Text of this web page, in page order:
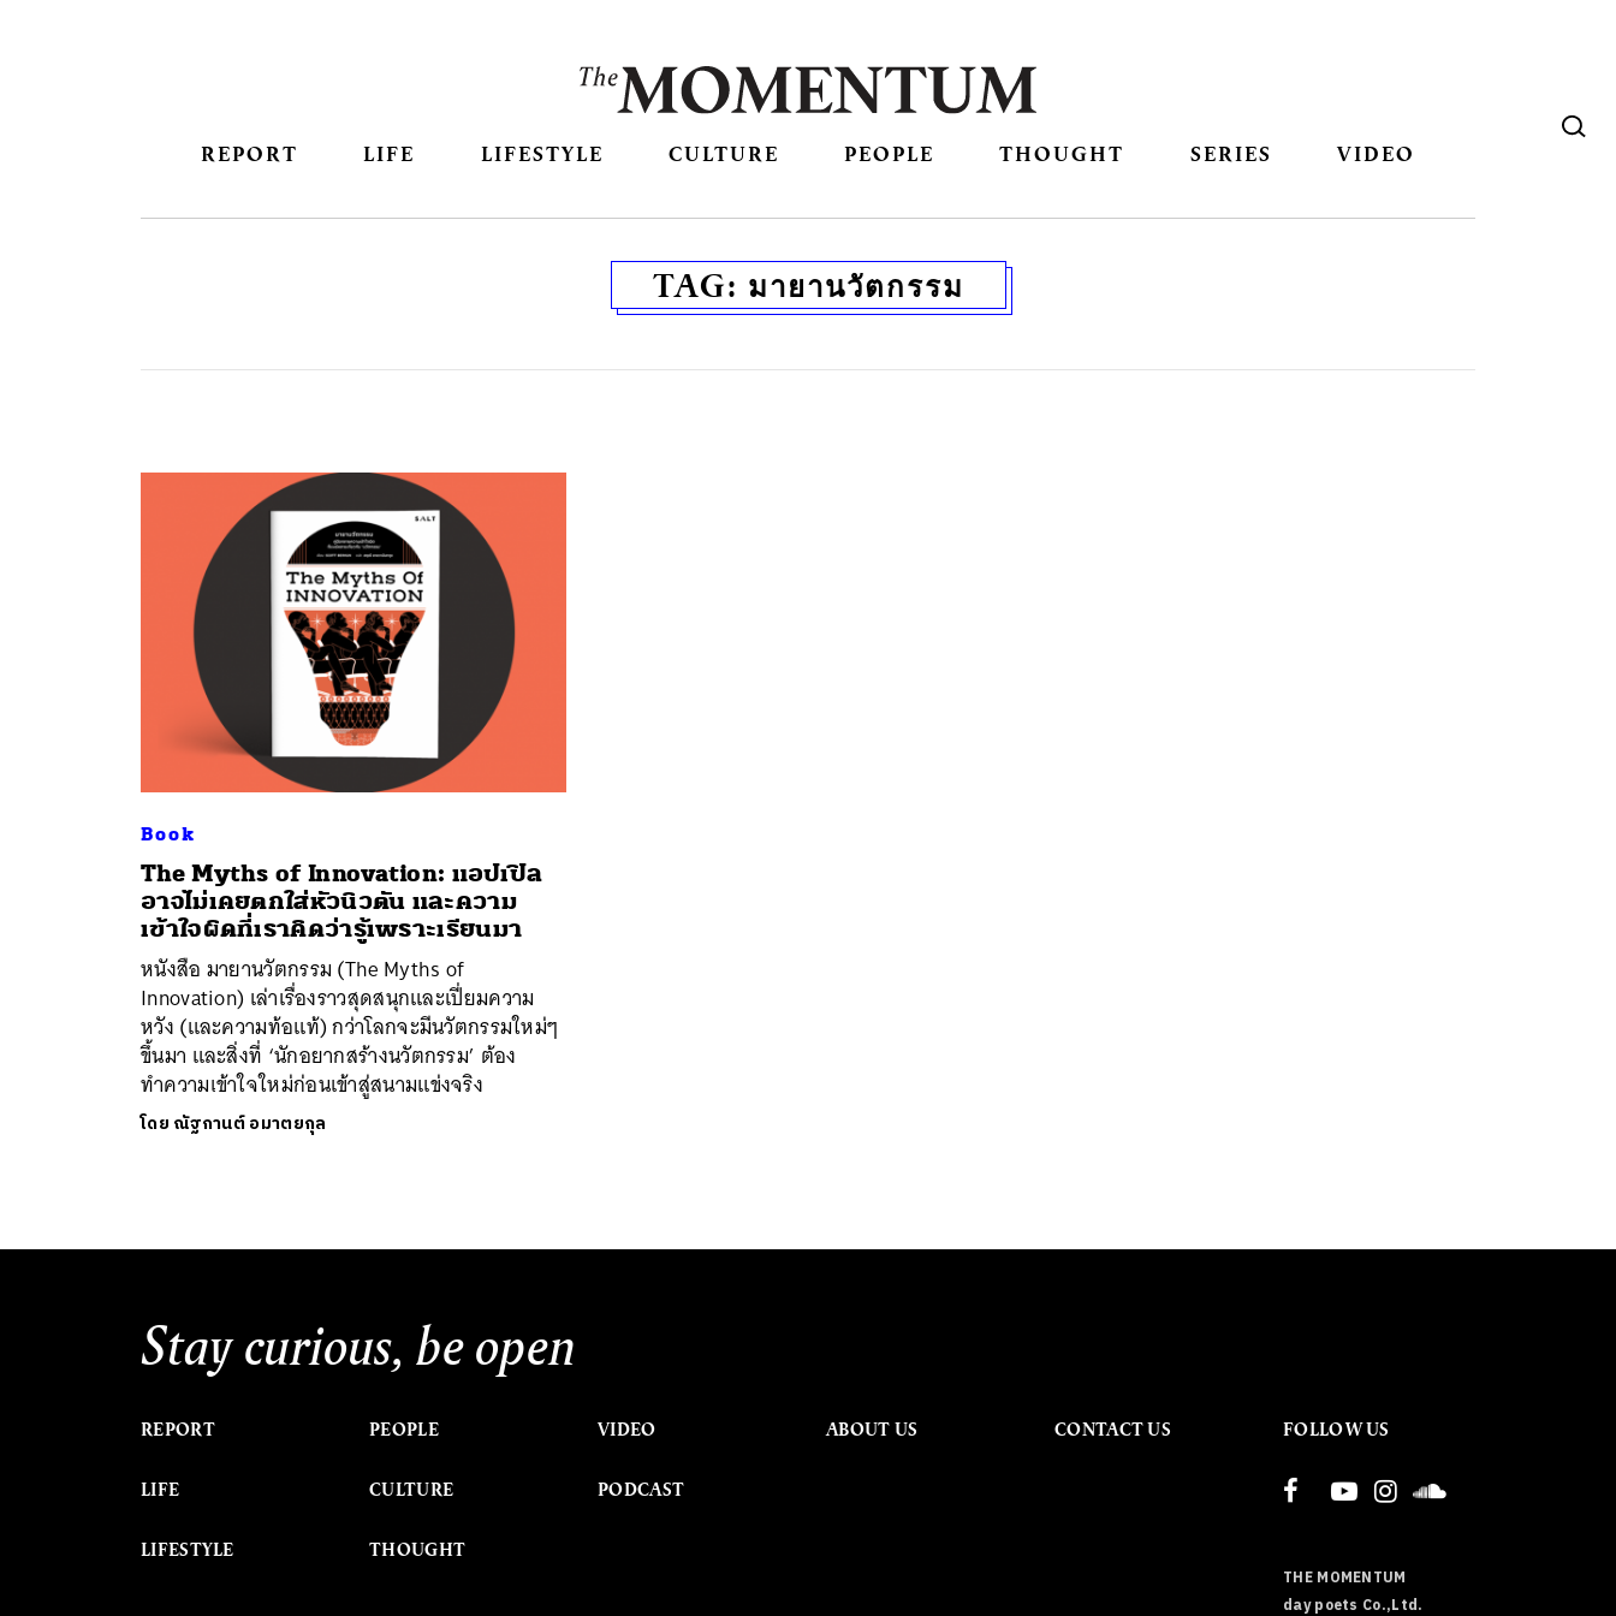
REPORT LIFE LIFESTYLE CULTURE PEOPLE THOUGHT SERIES VIDEO
TAG: มายานวัตกรรม
Book
The Myths of Innovation: แอปเปิล
อาจไม่เคยตกใส่หัวนิวตัน และความ
เข้าใจผิดที่เราคิดว่ารู้เพราะเรียนมา
หนังสือ มายานวัตกรรม (The Myths of
Innovation) เล่าเรื่องราวสุดสนุกและเปี่ยมความ
หวัง (และความท้อแท้) กว่าโลกจะมีนวัตกรรมใหม่ๆ
ขึ้นมา และสิ่งที่ ‘นักอยากสร้างนวัตกรรม’ ต้อง
ทำความเข้าใจใหม่ก่อนเข้าสู่สนามแข่งจริง
โดย ณัฐกานต์ อมาตยกุล
Stay curious, be open
REPORT
LIFE
LIFESTYLE
PEOPLE
CULTURE
THOUGHT
VIDEO
PODCAST
ABOUT US CONTACT US FOLLOW US
THE MOMENTUM
day poets Co.,Ltd.